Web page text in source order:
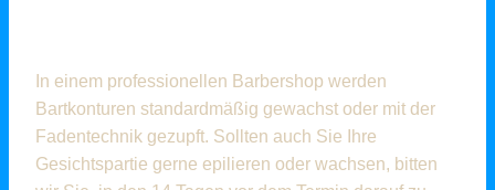
In einem professionellen Barbershop werden
Bartkonturen standardmäßig gewachst oder mit der
Fadentechnik gezupft. Sollten auch Sie Ihre
Gesichtspartie gerne epilieren oder wachsen, bitten